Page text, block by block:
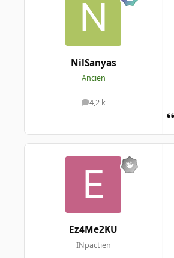
NilSanyas
Ancien
4,2 k
messages
Ez4Me2KU
INpactien